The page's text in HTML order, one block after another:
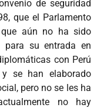
de seguridad
que el Parlamento
que aún no ha sido
para su entrada en
con Perú
y se han elaborado
pero no se les ha
no hay